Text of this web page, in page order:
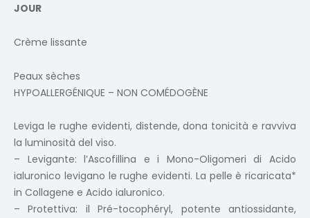
JOUR
Crème lissante
Peaux sèches
HYPOALLERGÉNIQUE – NON COMÉDOGÈNE
Leviga le rughe evidenti, distende, dona tonicità e ravviva
la luminosità del viso.
– Levigante: l’Ascofillina e i Mono-Oligomeri di Acido
ialuronico levigano le rughe evidenti. La pelle è ricaricata*
in Collagene e Acido ialuronico.
– Protettiva: il Pré-tocophéryl, potente antiossidante,